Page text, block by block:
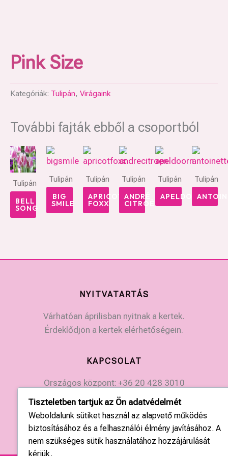
Pink Size
Kategóriák: Tulipán, Virágaink
További fajták ebből a csoportból
Tulipán
BELL
SONG
Tulipán
BIG
SMILE
Tulipán
APRICOT
FOXX
Tulipán
ANDRÉ
CITROËN
Tulipán
APELDOORN
Tulipán
NYITVATARTÁS
Várhatóan áprilisban nyitnak a kertek.
Érdeklődjön a kertek elérhetőségein.
KAPCSOLAT
Országos központ: +36 20 428 3010
kapcsolat@tulipgarden.hu
Tiszteletben tartjuk az Ön adatvédelmét
Weboldalunk sütiket használ az alapvető működés
biztosításához és a felhasználói élmény javításához. A
nem szükséges sütik használatához hozzájárulását
kérjük.